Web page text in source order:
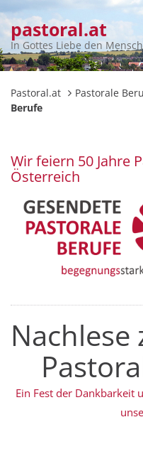
pastoral.at
In Gottes Liebe den
Pastoral.at Pastorale
Berufe
Wir feiern 50 Jahre
Österreich
Nachlese
Ein Fest der Dankbarkeit